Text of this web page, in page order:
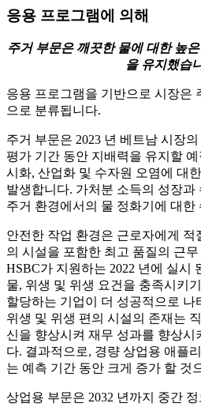
응용 프로그램에 의해
주거 부문은 깨끗한 물에 대한 높
을 유지했습
응용 프로그램을 기반으로 시장은
으로 분류됩니다.
주거 부문은 2023 년 베트남 시장
평가 기간 동안 지배력을 유지할
시화, 산업화 및 수자원 오염에 대
발생합니다. 가처분 소득의 성장과
주거 환경에서의 물 정화기에 대한
안전한 작업 환경은 근로자에게 적
의 시설을 포함한 최고 품질의 근
HSBC가 지원하는 2022 년에 실시
물, 위생 및 위생 요건을 충족시키
할당하는 기업이 더 성공적으로
위생 및 위생 편의 시설의 존재는
신을 향상시켜 재무 성과를 향상시
다. 결과적으로, 경량 상업용 애플
는 예측 기간 동안 크게 증가 할 것
상업용 부문은 2032 년까지 중간